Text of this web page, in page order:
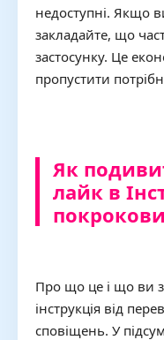
недоступні. Якщо
закладайте, що
застосунку. Це
пропустити
Як
лайк в
Про що це і що ви
інструкція від
сповіщень. У